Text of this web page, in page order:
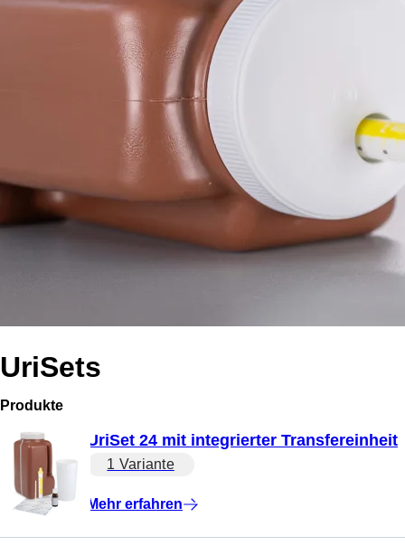
UriSets
Produkte
UriSet 24 mit integrierter Transfereinheit
1 Variante
Mehr erfahren